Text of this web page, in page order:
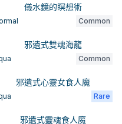
儀水鏡的瞑想術
Common
邪遺式雙魂海龍
Common
邪遺式心靈女食人魔
Rare
邪遺式靈魂食人魔